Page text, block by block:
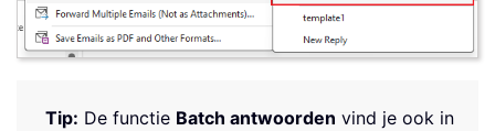
Tip: De functie Batch antwoorden vind je ook in